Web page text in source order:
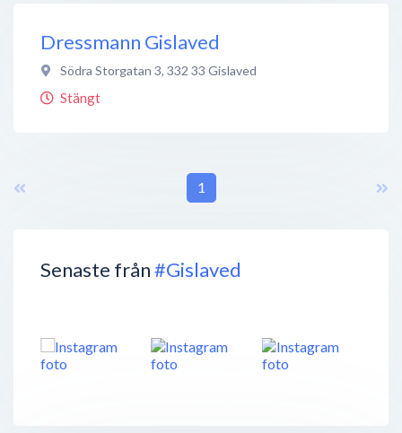
Senaste från#Gislaved
Dressmann Gislaved
Södra Storgatan 3, 332 33 Gislaved
Stängt
1